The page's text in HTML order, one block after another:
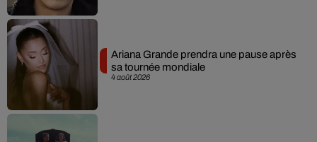
4 août 2026
Ariana Grande prendra une pause après
sa tournée mondiale